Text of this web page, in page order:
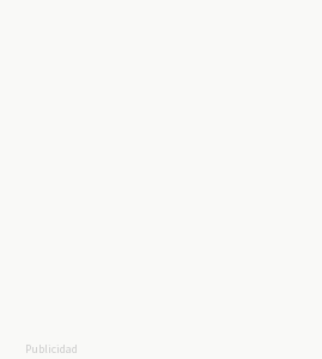
Publicidad